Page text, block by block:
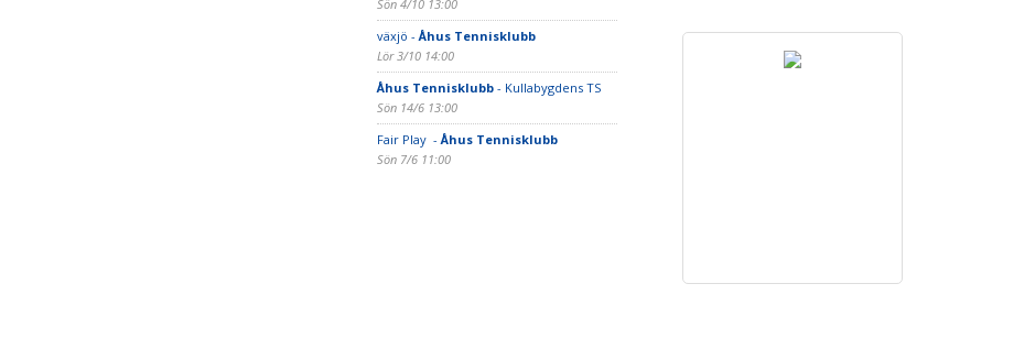
Sön 4/10 13:00
växjö -Åhus Tennisklubb
Lör 3/10 14:00
Åhus Tennisklubb- Kullabygdens TS
Sön 14/6 13:00
Fair Play -Åhus Tennisklubb
Sön 7/6 11:00